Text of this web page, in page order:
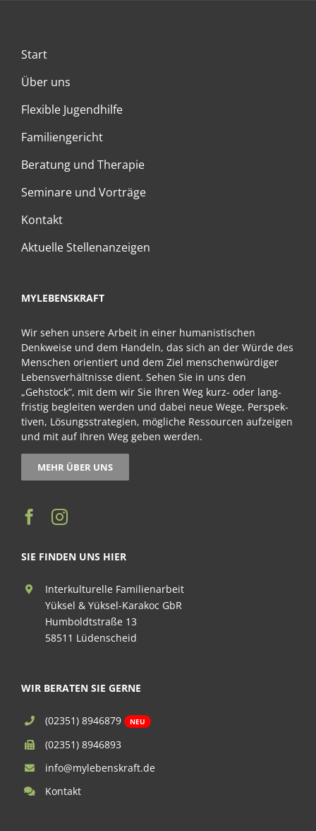
Start
Über uns
Flexible Jugendhilfe
Familiengericht
Beratung und Therapie
Seminare und Vorträge
Kontakt
Aktuelle Stellenanzeigen
MYLEBENSKRAFT
Wir sehen unsere Arbeit in einer humanistischen
Denkweise und dem Handeln, das sich an der Würde des
Men­schen orientiert und dem Ziel men­schen­wür­diger
Lebens­verhält­nisse dient. Sehen Sie in uns den
„Gehstock“, mit dem wir Sie Ihren Weg kurz- oder lang­
fristig be­gleiten werden und dabei neue Wege, Perspek­
tiven, Lösungs­strategien, mögliche Ressourcen auf­zeigen
und mit auf Ihren Weg geben werden.
MEHR ÜBER UNS
SIE FINDEN UNS HIER
Interkulturelle Familienarbeit
Yüksel & Yüksel-Karakoc GbR
Humboldtstraße 13
58511 Lüdenscheid
WIR BERATEN SIE GERNE
(02351) 8946879 NEU
(02351) 8946893
info@mylebenskraft.de
Kontakt